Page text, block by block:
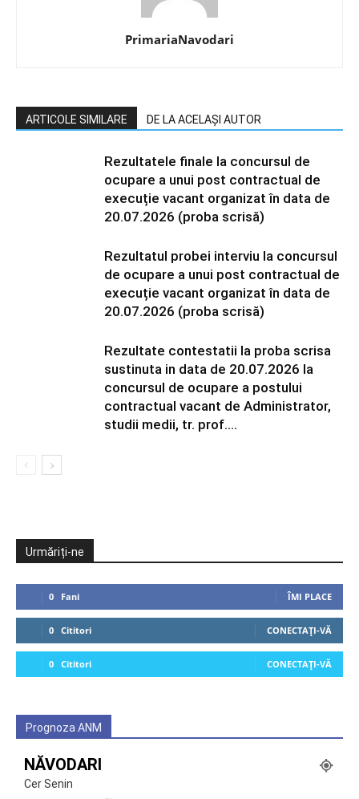
PrimariaNavodari
ARTICOLE SIMILARE DE LA ACELAȘI AUTOR
Rezultatele finale la concursul de
ocupare a unui post contractual de
execuție vacant organizat în data de
20.07.2026 (proba scrisă)
Rezultatul probei interviu la concursul
de ocupare a unui post contractual de
execuție vacant organizat în data de
20.07.2026 (proba scrisă)
Rezultate contestatii la proba scrisa
sustinuta in data de 20.07.2026 la
concursul de ocupare a postului
contractual vacant de Administrator,
studii medii, tr. prof....
Urmăriți-ne
0 Fani ÎMI PLACE
0 Cititori CONECTAȚI-VĂ
0 Cititori CONECTAȚI-VĂ
Prognoza ANM
NĂVODARI
Cer Senin